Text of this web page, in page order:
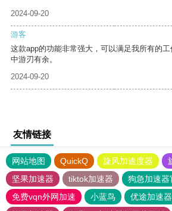
2024-09-20
游客
这款app的功能非常强大，可以满足我所有的
中游刃有余。
2024-09-20
友情链接
网站地图 QuickQ 旋风加速度器
坚果加速器
tiktok加速器
狗急加速器
免费vqn外网加速
小蓝鸟 优途加速